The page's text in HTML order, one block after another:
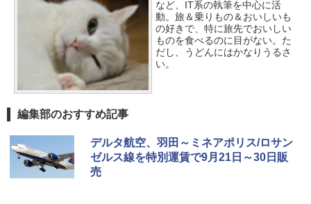
など、IT系の執筆を中心に活
動。旅＆乗りもの＆おいしいも
の好きで、特に旅先でおいしい
ものを食べるのに目がない。た
だし、うどんにはかなりうるさ
い。
編集部のおすすめ記事
デルタ航空、羽田～ミネアポリス/ロサン
ゼルス線を特別運賃で9月21日～30日販
売